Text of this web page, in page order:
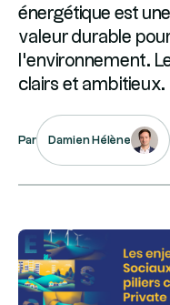
énergétique est
valeur durable
l'environnement.
clairs et ambitieux.
Par Damien Hélène